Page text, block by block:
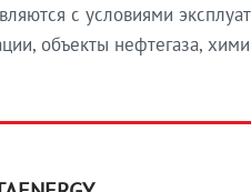
с условиями
объекты нефтегаза,